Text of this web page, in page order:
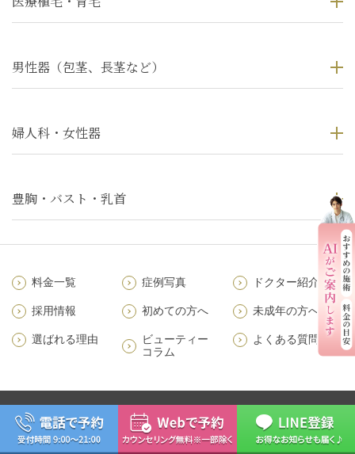
男性器（包茎、長茎など）
婦人科・女性器
豊胸・バスト・乳首
料金一覧 症例写真 ドクター紹介
採用情報 初めての方へ 未成年の方へ
選ばれる理由
ビューティー
コラム
よくある質問
このサイトは、特定非営利活動法人日本美容外科医師会の適正医院として認定
されています。